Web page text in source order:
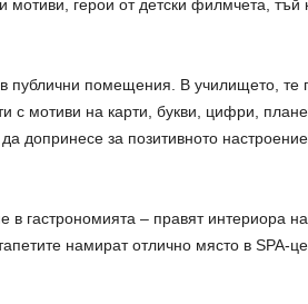
мотиви, герои от детски филмчета, тъй
публични помещения. В училището, те
с мотиви на карти, букви, цифри,
допринесе за позитивното
гастрономията – правят интериора на
намират отлично място в SPA-